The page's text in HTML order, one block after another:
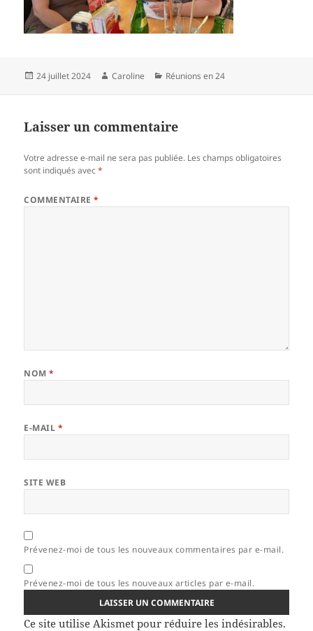
Publié
24 juillet 2024 Auteur
Caroline Catégories
Réunions en 24
Laisser un commentaire
Votre adresse e-mail ne sera pas publiée. Les champs obligatoires
sont indiqués avec*
COMMENTAIRE*
NOM*
E-MAIL *
SITE WEB
Prévenez-moi de tous les nouveaux commentaires par e-mail.
Prévenez-moi de tous les nouveaux articles par e-mail.
Ce site utilise Akismet pour réduire les indésirables.